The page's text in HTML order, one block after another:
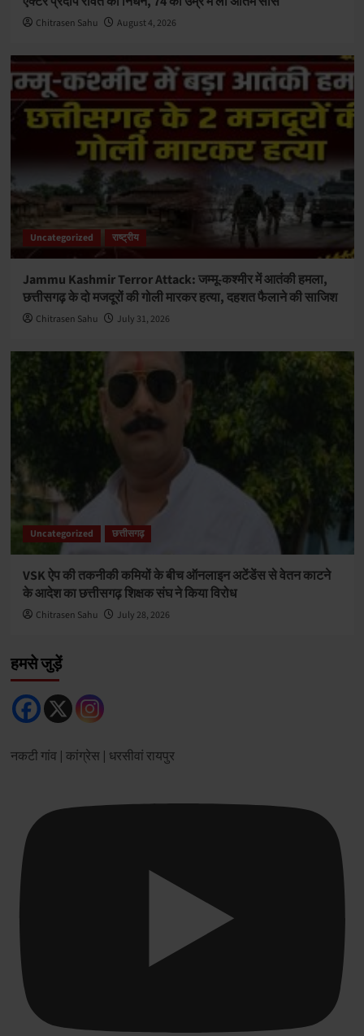
Chitrasen Sahu August 4, 2026
Uncategorized राष्ट्रीय
Jammu Kashmir Terror Attack: जम्मू-कश्मीर में आतंकी हमला,
छत्तीसगढ़ के दो मजदूरों की गोली मारकर हत्या, दहशत फैलाने की साजिश
Chitrasen Sahu July 31, 2026
Uncategorized छत्तीसगढ़
VSK ऐप की तकनीकी कमियों के बीच ऑनलाइन अटेंडेंस से वेतन काटने
के आदेश का छत्तीसगढ़ शिक्षक संघ ने किया विरोध
Chitrasen Sahu July 28, 2026
हमसे जुड़ें
नकटी गांव | कांग्रेस | धरसीवां रायपुर